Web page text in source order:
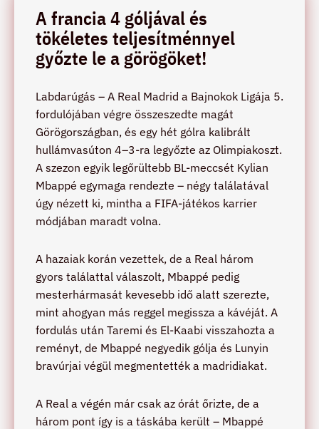
A francia 4 góljával és
tökéletes teljesítménnyel
győzte le a görögöket!
Labdarúgás – A Real Madrid a Bajnokok Ligája 5.
fordulójában végre összeszedte magát
Görögországban, és egy hét gólra kalibrált
hullámvasúton 4–3-ra legyőzte az Olimpiakoszt.
A szezon egyik legőrültebb BL-meccsét Kylian
Mbappé egymaga rendezte – négy találatával
úgy nézett ki, mintha a FIFA-játékos karrier
módjában maradt volna.
A hazaiak korán vezettek, de a Real három
gyors találattal válaszolt, Mbappé pedig
mesterhármasát kevesebb idő alatt szerezte,
mint ahogyan más reggel megissza a kávéját. A
fordulás után Taremi és El-Kaabi visszahozta a
reményt, de Mbappé negyedik gólja és Lunyin
bravúrjai végül megmentették a madridiakat.
A Real a végén már csak az órát őrizte, de a
három pont így is a táskába került – Mbappé